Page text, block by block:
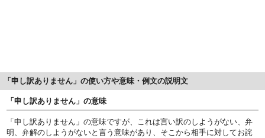
「申し訳ありません」の使い方や意味・例文の説明文
「申し訳ありません」の意味
「申し訳ありません」の意味ですが、これは言い訳のしようがない、弁
明、弁解のしようがないと言う意味があり、そこから相手に対してお詫